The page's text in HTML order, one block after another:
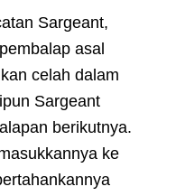
Sargeant,
asal
celah dalam
Sargeant
berikutnya.
ke